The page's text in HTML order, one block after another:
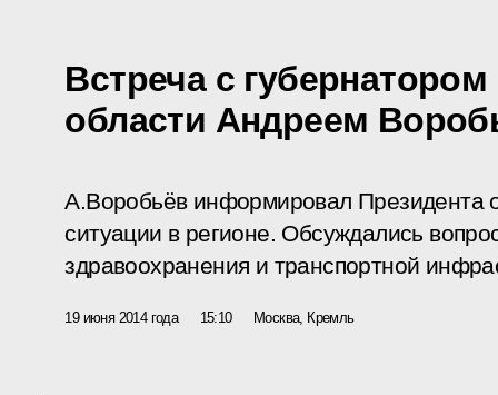
Встреча с
области Андреем
А.Воробьёв информировал Президента
ситуации в регионе. Обсуждались
здравоохранения и транспортной
19 июня 2014 года 15:10 Москва, Кремль